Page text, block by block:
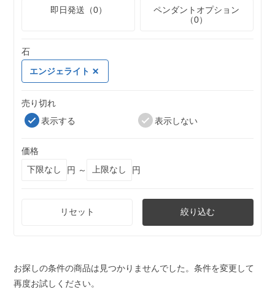
即日発送（0）
ペンダントオプション
（0）
石
エンジェライト
売り切れ
表示する
表示しない
価格
円 ～
円
リセット 絞り込む
お探しの条件の商品は見つかりませんでした。条件を変更して
再度お試しください。